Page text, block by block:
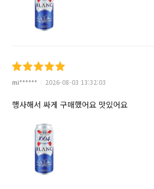
mi****** 2026-08-03 13:32:03
행사해서 싸게 구매했어요 맛있어요